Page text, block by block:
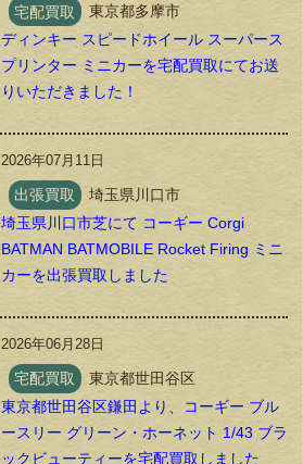
宅配買取
東京都多摩市
ディンキー スピードホイール スーパース
プリンター ミニカーを宅配買取にてお送
りいただきました！
2026年07月11日
出張買取
埼玉県川口市
埼玉県川口市芝にて コーギー Corgi
BATMAN BATMOBILE Rocket Firing ミニ
カーを出張買取しました
2026年06月28日
宅配買取
東京都世田谷区
東京都世田谷区鎌田より、コーギー ブル
ースリー グリーン・ホーネット 1/43 ブラ
ックビューティーを宅配買取しました